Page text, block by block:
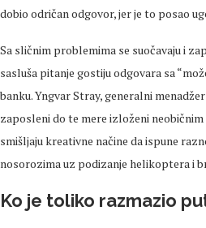
dobio odričan odgovor, jer je to posao
Sa sličnim problemima se suočavaju i
sasluša pitanje gostiju odgovara sa
banku. Yngvar Stray, generalni
zaposleni do te mere izloženi
smišljaju kreativne načine da ispune
nosorozima uz podizanje helikoptera i
Ko je toliko razmazio